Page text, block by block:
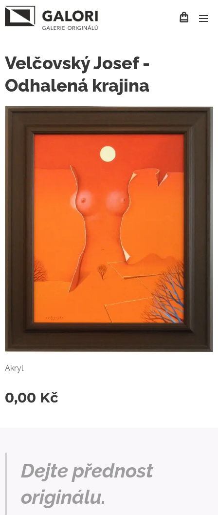
Velčovský Josef -
Odhalená krajina
Akryl
0,00 Kč
Dejte přednost
originálu.